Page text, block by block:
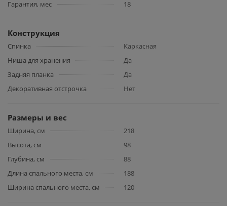
Гарантия, мес 18
Конструкция
Спинка
Каркасная
Ниша для хранения
Да
Задняя планка
Да
Декоративная отстрочка
Нет
Размеры и вес
Ширина, см
218
Высота, см
98
Глубина, см
88
Длина спального места, см
188
Ширина спального места, см
120